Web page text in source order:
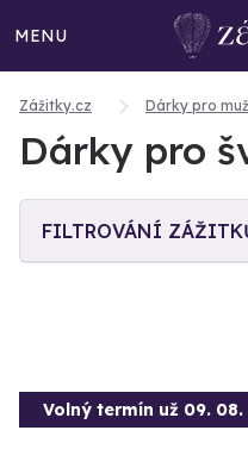
MENU
Zážitky.cz Dárky pro
Dárky pro
FILTROVÁNÍ
Volný termín už 09. 08.